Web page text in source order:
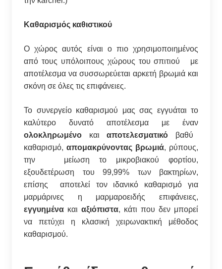
Καθαρισμός καθιστικού
Ο χώρος αυτός είναι ο πιο χρησιμοποιημένος
από τους υπόλοιπους χώρους του σπιτιού με
αποτέλεσμα να συσσωρεύεται αρκετή βρωμιά και
σκόνη σε όλες τις επιφάνειες.
Το συνεργείο καθαρισμού μας σας εγγυάται το
καλύτερο δυνατό αποτέλεσμα με έναν
ολοκληρωμένο και αποτελεσματικό βαθύ
καθαρισμό, απομακρύνοντας βρωμιά, ρύπους,
την μείωση το μικροβιακού φορτίου,
εξουδετέρωση του 99,99% των βακτηρίων,
επίσης αποτελεί τον ιδανικό καθαρισμό για
μαρμάρινες η μαρμαροειδής επιφάνειες,
εγγυημένα και αξιόπιστα, κάτι που δεν μπορεί
να πετύχει η κλασική χειρωνακτική μέθοδος
καθαρισμού.